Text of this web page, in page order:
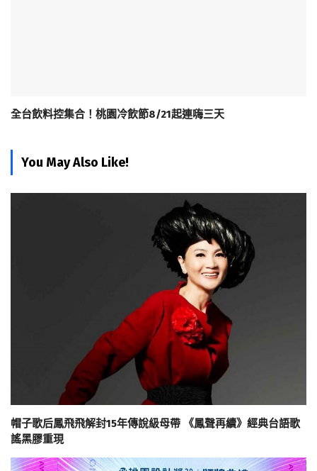
全台飲料控集合！桃園冷飲節8/21起連嗨三天
You May Also Like!
帽子歌后鳳飛飛解封15年傳說級母帶 《鳳聲再續》經典台語歌
謠黑膠重現